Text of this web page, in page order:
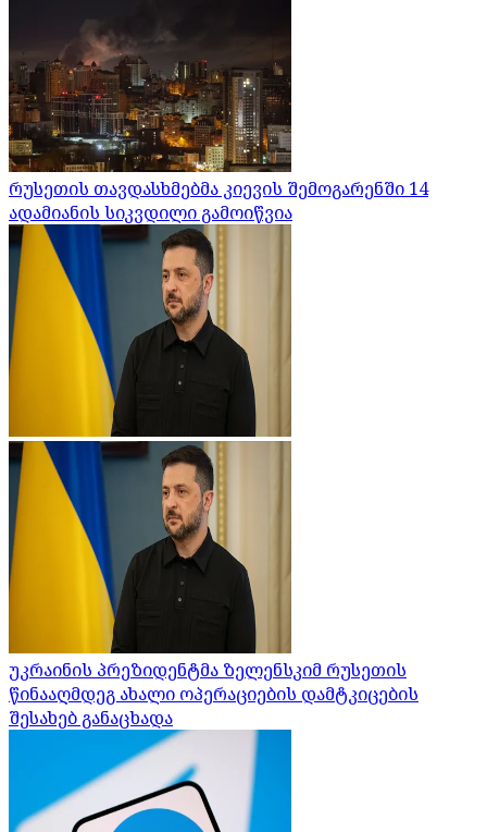
რუსეთის თავდასხმებმა კიევის შემოგარენში 14
ადამიანის სიკვდილი გამოიწვია
უკრაინის პრეზიდენტმა ზელენსკიმ რუსეთის
წინააღმდეგ ახალი ოპერაციების დამტკიცების
შესახებ განაცხადა